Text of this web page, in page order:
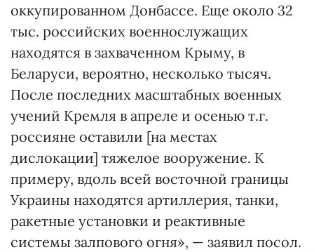
оккупированном Донбассе. Еще около 32
тыс. российских военнослужащих
находятся в захваченном Крыму, в
Беларуси, вероятно, несколько тысяч.
После последних масштабных военных
учений Кремля в апреле и осенью т.г.
россияне оставили [на местах
дислокации] тяжелое вооружение. К
примеру, вдоль всей восточной границы
Украины находятся артиллерия, танки,
ракетные установки и реактивные
системы залпового огня», — заявил посол.